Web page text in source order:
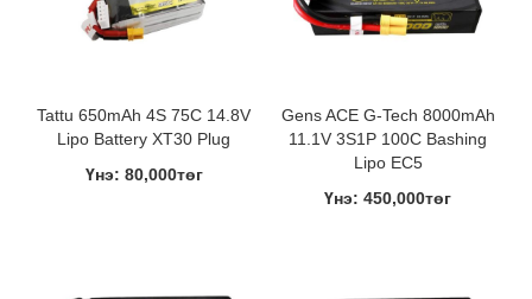
Tattu 650mAh 4S 75C 14.8V
Lipo Battery XT30 Plug
Үнэ: 80,000төг
Gens ACE G-Tech 8000mAh
11.1V 3S1P 100C Bashing
Lipo EC5
Үнэ: 450,000төг